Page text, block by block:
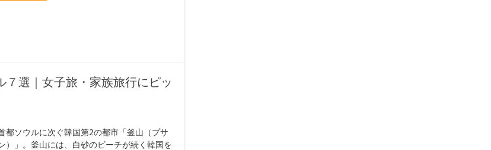
選｜女子旅・家族旅行にピッ
都ソウルに次ぐ韓国第2の都市「釜山（プサ
）」。釜山には、白砂のビーチが続く韓国を